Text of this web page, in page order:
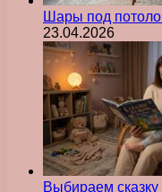
Шары под
23.04.2026
Выбираем